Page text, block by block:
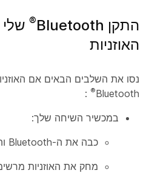
התקן Bluetooth ®
האוזניות
נסו את השלבים הבאים אם
Bluetooth
®
:
במכשיר השיחה שלך:
כבה את ה-Bluetooth והפעל שוב.
מחק את האוזניות